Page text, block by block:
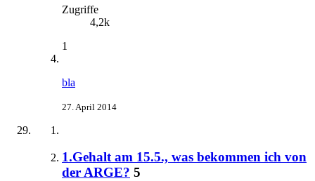
Zugriffe
4,2k
1
bla
27. April 2014
1.Gehalt am 15.5., was bekommen ich von
der ARGE? 5